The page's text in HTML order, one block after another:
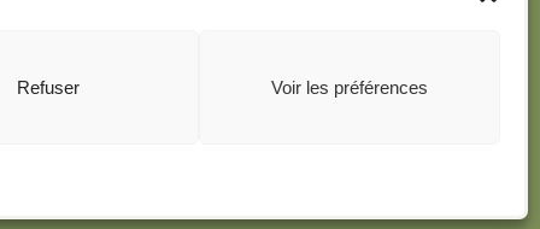
Refuser Voir les préférences